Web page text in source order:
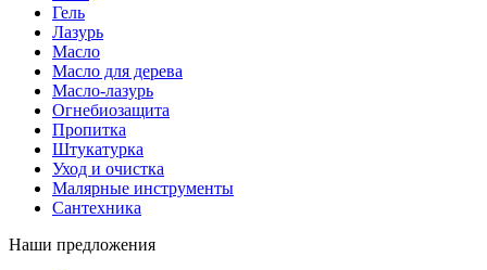
Гель
Лазурь
Масло
Масло для дерева
Масло-лазурь
Огнебиозащита
Пропитка
Штукатурка
Уход и очистка
Малярные инструменты
Сантехника
Наши предложения